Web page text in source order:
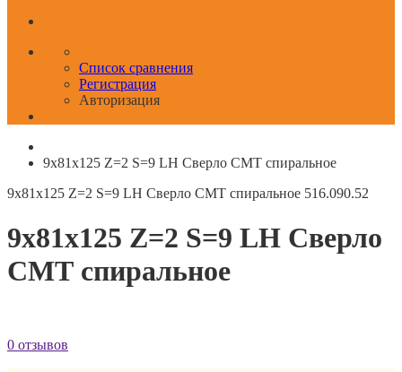
Список сравнения
Регистрация
Авторизация
9x81x125 Z=2 S=9 LH Сверло СМТ спиральное
9x81x125 Z=2 S=9 LH Сверло СМТ спиральное 516.090.52
9x81x125 Z=2 S=9 LH Сверло
СМТ спиральное
0 отзывов